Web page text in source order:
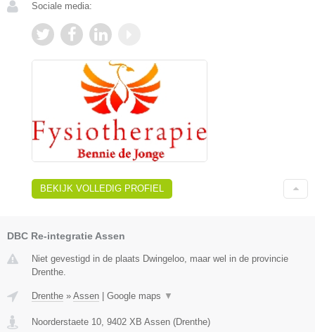
Sociale media:
BEKIJK VOLLEDIG PROFIEL
DBC Re-integratie Assen
Niet gevestigd in de plaats Dwingeloo, maar wel in de provincie
Drenthe.
Drenthe » Assen Google maps ▼
Noorderstaete 10 9402 XB Assen (Drenthe)